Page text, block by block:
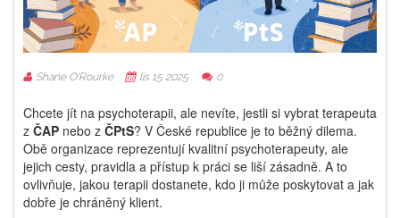
Shane O'Rourke lis 15 2025 0
Chcete jít na psychoterapii, ale nevíte, jestli si vybrat terapeuta
z ČAP nebo z ČPtS? V České republice je to běžný dilema.
Obě organizace reprezentují kvalitní psychoterapeuty, ale
jejich cesty, pravidla a přístup k práci se liší zásadně. A to
ovlivňuje, jakou terapii dostanete, kdo ji může poskytovat a jak
dobře je chráněný klient.